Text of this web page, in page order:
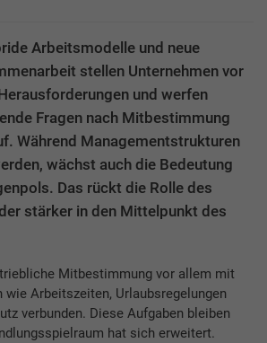
Arbeitsmodelle und neue
stellen Unternehmen vor
und werfen
Fragen nach Mitbestimmung
Während Managementstrukturen
wächst auch die Bedeutung
Das rückt die Rolle des
stärker in den Mittelpunkt des
Mitbestimmung vor allem mit
wie Arbeitszeiten, Urlaubsregelungen
verbunden. Diese Aufgaben bleiben
hat sich erweitert.